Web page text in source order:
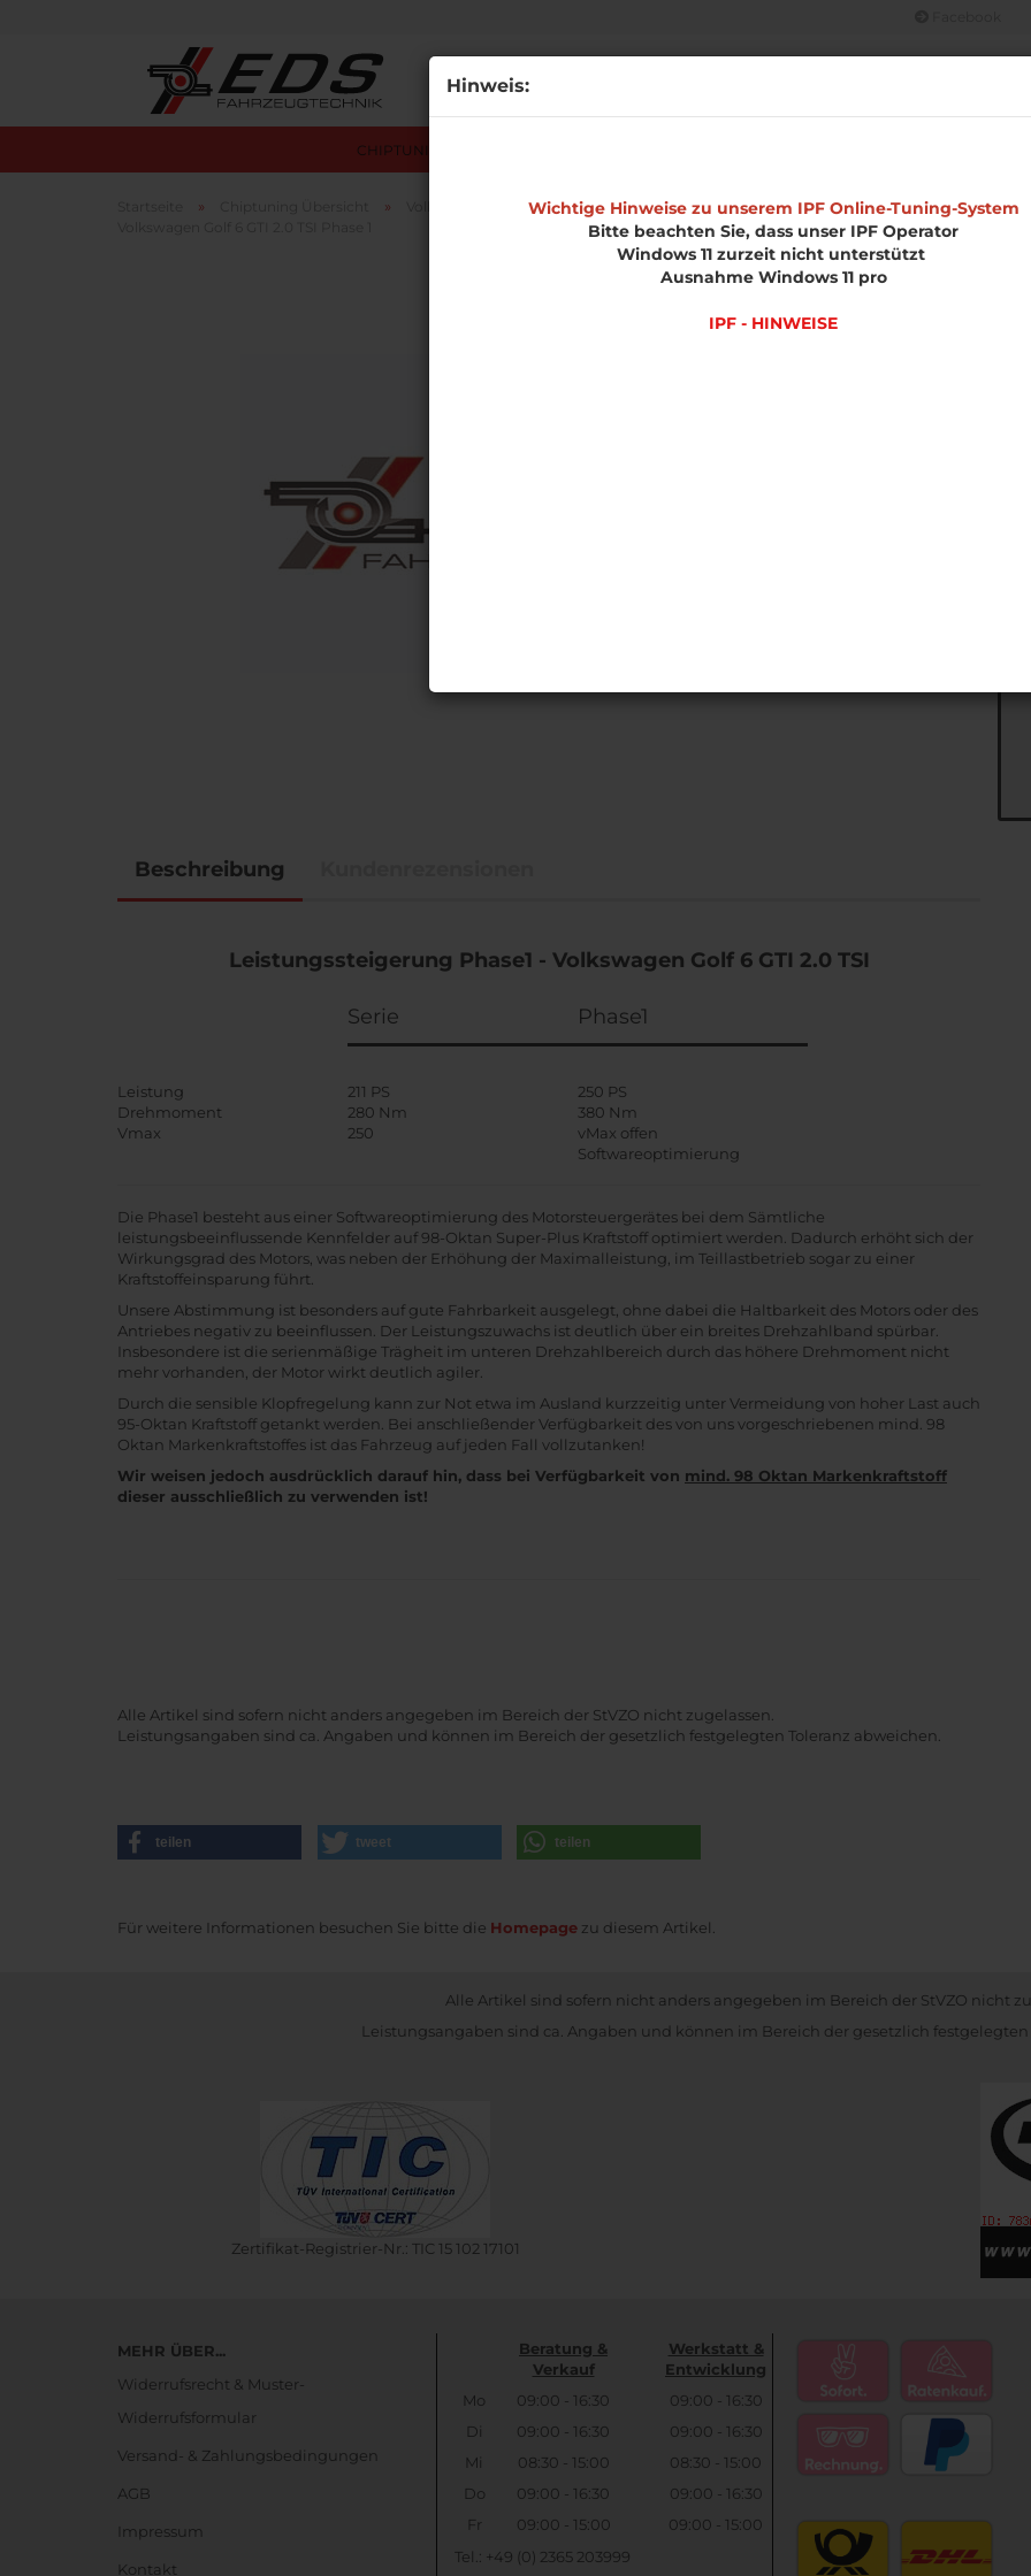
Hinweis:
Wichtige Hinweise zu unserem IPF Online-Tuning-System
Bitte beachten Sie, dass unser IPF Operator
Windows 11 zurzeit nicht unterstützt
Ausnahme Windows 11 pro
IPF - HINWEISE
Alle
CHIPTUNING ÜBERSICHT
» » Golf 6 » Softwareoptimierung Benzin »
EDS-Fahrzeugtechnik
Software
Beschreibung
Leistungssteigerung Phase1 - Volkswagen Golf 6 GTI 2.0 TSI
Serie Phase1
Leistung 211 PS
250 PS
Drehmoment
280 Nm
380 Nm
Vmax
250
vMax offen
Softwareoptimierung
Die Phase1 besteht aus einer Softwareoptimierung des Motorsteuergerätes bei dem Sämtliche
leistungsbeeinflussende Kennfelder auf 98-Oktan Super-Plus Kraftstoff optimiert werden. Dadurch erhöht sich der
Wirkungsgrad des Motors, was neben der Erhöhung der Maximalleistung, im Teillastbetrieb sogar zu einer
Kraftstoffeinsparung führt.
Unsere Abstimmung ist besonders auf gute Fahrbarkeit ausgelegt, ohne dabei die Haltbarkeit des Motors oder des
Antriebes negativ zu beeinflussen. Der Leistungszuwachs ist deutlich über ein breites Drehzahlband spürbar.
Insbesondere ist die serienmäßige Trägheit im unteren Drehzahlbereich durch das höhere Drehmoment nicht
mehr vorhanden, der Motor wirkt deutlich agiler.
Durch die sensible Klopfregelung kann zur Not etwa im Ausland kurzzeitig unter Vermeidung von hoher Last auch
95-Oktan Kraftstoff getankt werden. Bei anschließender Verfügbarkeit des von uns vorgeschriebenen mind. 98
Oktan Markenkraftstoffes ist das Fahrzeug auf jeden Fall vollzutanken!
Wir weisen jedoch ausdrücklich darauf hin, dass bei Verfügbarkeit von mind. 98 Oktan Markenkraftstoff
dieser ausschließlich zu verwenden ist!
Alle Artikel sind sofern nicht anders angegeben im Bereich der StVZO nicht zugelassen.
Leistungsangaben sind ca. Angaben und können im Bereich der gesetzlich festgelegten Toleranz abweichen.
teilen tweet teilen
Für weitere Informationen besuchen Sie bitte die Homepage zu diesem Artikel.
Alle Artikel sind sofern nicht anders angegeben im Bereich der StVZO nicht
Leistungsangaben sind ca. Angaben und können im Bereich der gesetzlich festgelegten
Zertifikat-Registrier-Nr.: TIC 15 102 17101
MEHR ÜBER...
Widerrufsrecht & Muster-
Widerrufsformular
Versand- & Zahlungsbedingungen
AGB
Impressum
Kontakt
Beratung &
Verkauf
Werkstatt &
Entwicklung
Mo
09:00 - 16:30
09:00 - 16:30
Di
09:00 - 16:30
09:00 - 16:30
Mi
08:30 - 15:00
08:30 - 15:00
Do
09:00 - 16:30
09:00 - 16:30
Fr
09:00 - 15:00
09:00 - 15:00
Tel.: +49 (0) 2365 203999